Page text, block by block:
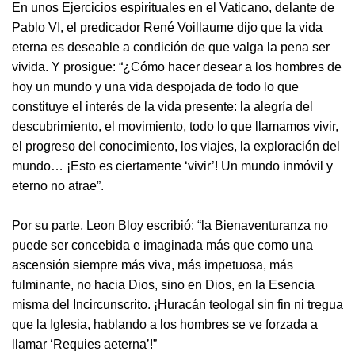
En unos Ejercicios espirituales en el Vaticano, delante de
Pablo VI, el predicador René Voillaume dijo que la vida
eterna es deseable a condición de que valga la pena ser
vivida. Y prosigue: “¿Cómo hacer desear a los hombres de
hoy un mundo y una vida despojada de todo lo que
constituye el interés de la vida presente: la alegría del
descubrimiento, el movimiento, todo lo que llamamos vivir,
el progreso del conocimiento, los viajes, la exploración del
mundo… ¡Esto es ciertamente ‘vivir’! Un mundo inmóvil y
eterno no atrae”.
Por su parte, Leon Bloy escribió: “la Bienaventuranza no
puede ser concebida e imaginada más que como una
ascensión siempre más viva, más impetuosa, más
fulminante, no hacia Dios, sino en Dios, en la Esencia
misma del Incircunscrito. ¡Huracán teologal sin fin ni tregua
que la Iglesia, hablando a los hombres se ve forzada a
llamar ‘Requies aeterna’!”